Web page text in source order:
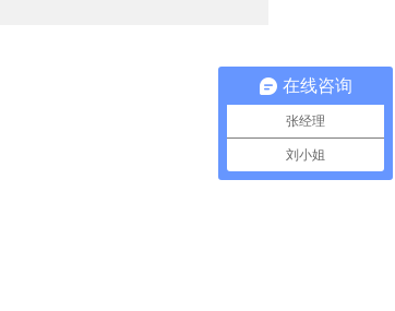
在线咨询
张经理
刘小姐